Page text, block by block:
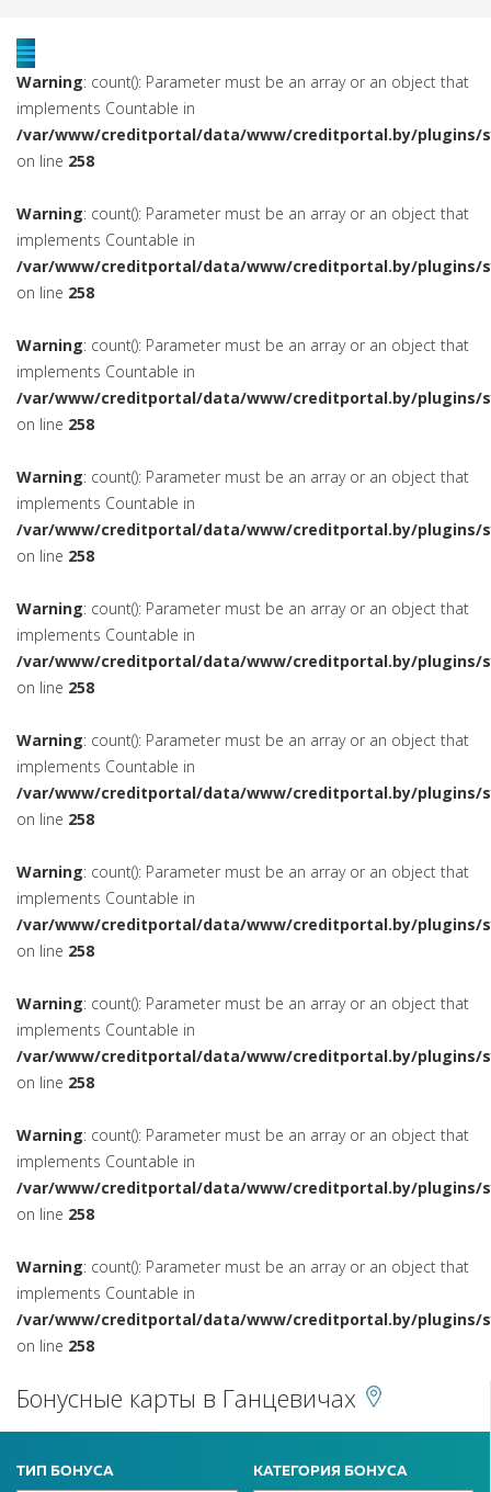
Warning: count(): Parameter must be an array or an object that
implements Countable in
/var/www/creditportal/data/www/creditportal.by/plugins/
on line 258
Warning: count(): Parameter must be an array or an object that
implements Countable in
/var/www/creditportal/data/www/creditportal.by/plugins/
on line 258
Warning: count(): Parameter must be an array or an object that
implements Countable in
/var/www/creditportal/data/www/creditportal.by/plugins/
on line 258
Warning: count(): Parameter must be an array or an object that
implements Countable in
/var/www/creditportal/data/www/creditportal.by/plugins/
on line 258
Warning: count(): Parameter must be an array or an object that
implements Countable in
/var/www/creditportal/data/www/creditportal.by/plugins/
on line 258
Warning: count(): Parameter must be an array or an object that
implements Countable in
/var/www/creditportal/data/www/creditportal.by/plugins/
on line 258
Warning: count(): Parameter must be an array or an object that
implements Countable in
/var/www/creditportal/data/www/creditportal.by/plugins/
on line 258
Warning: count(): Parameter must be an array or an object that
implements Countable in
/var/www/creditportal/data/www/creditportal.by/plugins/
on line 258
Warning: count(): Parameter must be an array or an object that
implements Countable in
/var/www/creditportal/data/www/creditportal.by/plugins/
on line 258
Warning: count(): Parameter must be an array or an object that
implements Countable in
/var/www/creditportal/data/www/creditportal.by/plugins/
on line 258
Бонусные карты в Ганцевичах
ТИП БОНУСА КАТЕГОРИЯ БОНУСА